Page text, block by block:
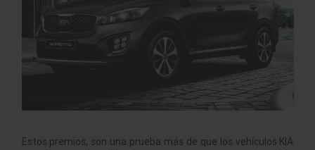
Estos premios, son una prueba más de que los vehículos KIA